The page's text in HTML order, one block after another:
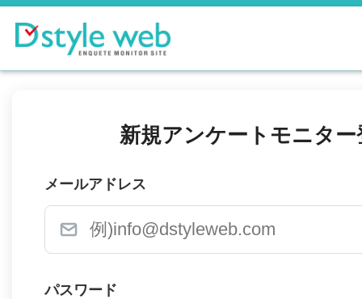
新規アンケートモニター
メールアドレス
パスワード